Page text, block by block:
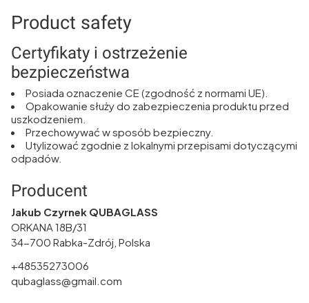
Product safety
Certyfikaty i ostrzeżenie
bezpieczeństwa
Posiada oznaczenie CE (zgodność z normami UE).
Opakowanie służy do zabezpieczenia produktu przed
uszkodzeniem.
Przechowywać w sposób bezpieczny.
Utylizować zgodnie z lokalnymi przepisami dotyczącymi
odpadów.
Producent
Jakub Czyrnek QUBAGLASS
ORKANA 18B/31
34-700 Rabka-Zdrój, Polska
+48535273006
qubaglass@gmail.com